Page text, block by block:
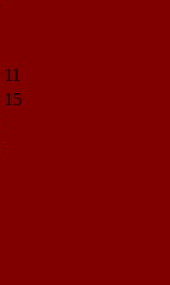
11
15